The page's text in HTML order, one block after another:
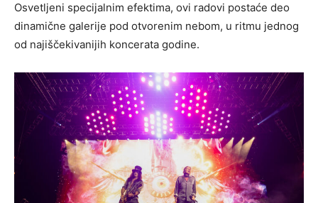
Osvetljeni specijalnim efektima, ovi radovi postaće deo
dinamične galerije pod otvorenim nebom, u ritmu jednog
od najiščekivanijih koncerata godine.